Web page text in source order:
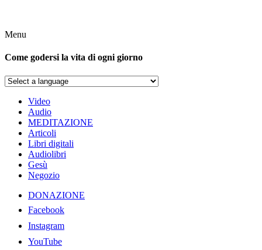
Menu
Come godersi la vita di ogni giorno
Video
Audio
MEDITAZIONE
Articoli
Libri digitali
Audiolibri
Gesù
Negozio
DONAZIONE
Facebook
Instagram
YouTube